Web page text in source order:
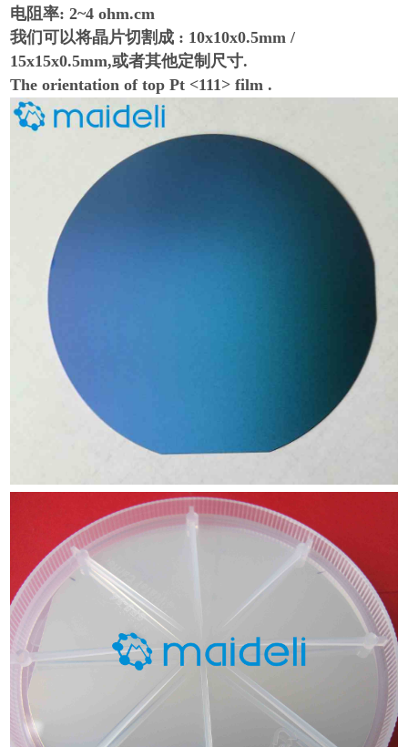
电阻率: 2~4 ohm.cm
我们可以将晶片切割成 : 10x10x0.5mm /
15x15x0.5mm,或者其他定制尺寸.
The orientation of top Pt <111> film .